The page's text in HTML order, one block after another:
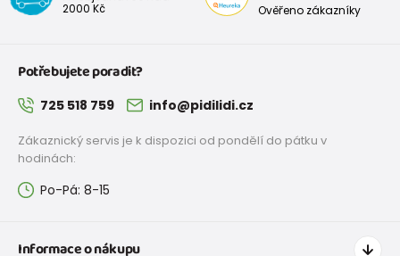
2000 Kč
Ověřeno zákazníky
Potřebujete poradit?
725 518 759 info@pidilidi.cz
Zákaznický servis je k dispozici od pondělí do pátku v
hodinách:
Po-Pá: 8-15
Informace o nákupu